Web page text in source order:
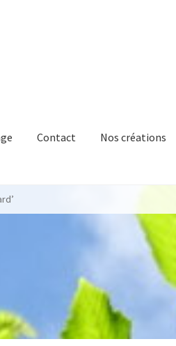
Contact Nos créations